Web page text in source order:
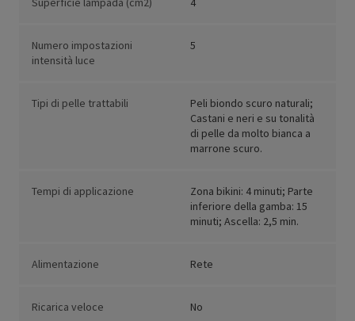
Numero impostazioni
intensità luce
5
Tipi di pelle trattabili
Peli biondo scuro naturali;
Castani e neri e su tonalità
di pelle da molto bianca a
marrone scuro.
Tempi di applicazione
Zona bikini: 4 minuti; Parte
inferiore della gamba: 15
minuti; Ascella: 2,5 min.
Alimentazione Rete
Ricarica veloce No